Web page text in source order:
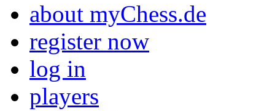
about myChess.de
register now
log in
players